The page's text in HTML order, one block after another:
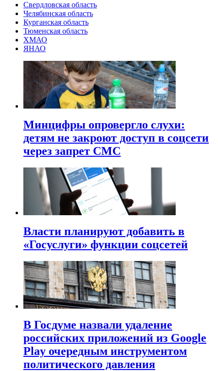
Свердловская область
Челябинская область
Курганская область
Тюменская область
ХМАО
ЯНАО
Минцифры опровергло слухи:
детям не закроют доступ в соцсети
через запрет СМС
Власти планируют добавить в
«Госуслуги» функции соцсетей
В Госдуме назвали удаление
российских приложений из Google
Play очередным инструментом
политического давления